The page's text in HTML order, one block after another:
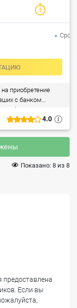
4.0
Срок
приобретение
с банком
без переплат,
никаких
в течении 1
партнерах
Показано: 8 из 8
предоставлена
Если вы